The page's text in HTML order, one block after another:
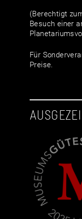
(Berechtigt
Besuch einer
Für
Preise.